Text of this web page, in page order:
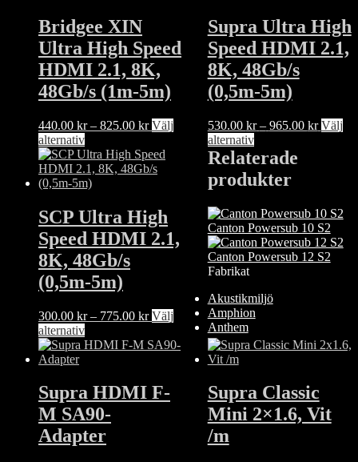
Bridgee XIN
Ultra High Speed
HDMI 2.1, 8K,
48Gb/s (1m-5m)
440.00 kr – 825.00 krPrisintervall:
till
825.00 kr
Välj
alternativDen
här
produkten
har
varianter.
De
olika
alternativen
kan
väljas
produktsidan
Supra Ultra High
Speed HDMI 2.1,
8K, 48Gb/s
(0,5m-5m)
530.00 kr – 965.00 kr Välj
alternativDen
här
produkten
har
varianter.
De
olika
alternativen
på
produktsidan
SCP Ultra High
Speed HDMI 2.1,
8K, 48Gb/s
(0,5m-5m)
300.00 kr – 775.00 krPrisintervall:
300.00 kr
till
775.00 kr
Välj
alternativDen
här
flera
varianter.
De
olika
alternativen
Relaterade
produkter
Supra HDMI F-
M SA90-
Adapter
Supra Classic
Mini 2×1.6, Vit
/m
Canton Powersub 10 S2
Canton Powersub 12 S2
Fabrikat
Akustikmiljö
Amphion
Anthem